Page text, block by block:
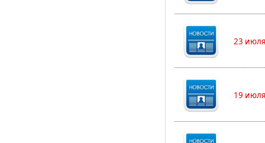
23
19